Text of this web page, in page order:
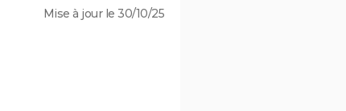
Mise à jour le 30/10/25